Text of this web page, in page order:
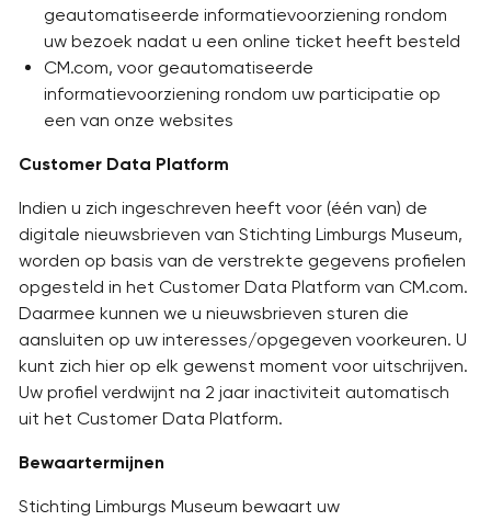
geautomatiseerde informatievoorziening rondom
uw bezoek nadat u een online ticket heeft besteld
CM.com, voor geautomatiseerde
informatievoorziening rondom uw participatie op
een van onze websites
Customer Data Platform
Indien u zich ingeschreven heeft voor (één van) de
digitale nieuwsbrieven van Stichting Limburgs Museum,
worden op basis van de verstrekte gegevens profielen
opgesteld in het Customer Data Platform van CM.com.
Daarmee kunnen we u nieuwsbrieven sturen die
aansluiten op uw interesses/opgegeven voorkeuren. U
kunt zich hier op elk gewenst moment voor uitschrijven.
Uw profiel verdwijnt na 2 jaar inactiviteit automatisch
uit het Customer Data Platform.
Bewaartermijnen
Stichting Limburgs Museum bewaart uw